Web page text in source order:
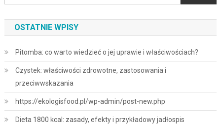
OSTATNIE WPISY
Pitomba: co warto wiedzieć o jej uprawie i właściwościach?
Czystek: właściwości zdrowotne, zastosowania i
przeciwwskazania
https://ekologisfood.pl/wp-admin/post-new.php
Dieta 1800 kcal: zasady, efekty i przykładowy jadłospis